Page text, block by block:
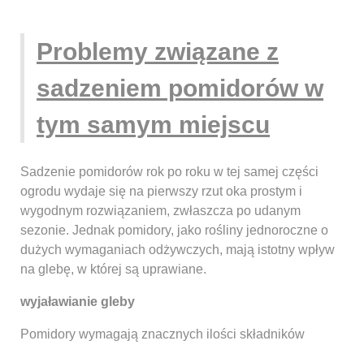
Problemy związane z
sadzeniem pomidorów w
tym samym miejscu
Sadzenie pomidorów rok po roku w tej samej części
ogrodu wydaje się na pierwszy rzut oka prostym i
wygodnym rozwiązaniem, zwłaszcza po udanym
sezonie. Jednak pomidory, jako rośliny jednoroczne o
dużych wymaganiach odżywczych, mają istotny wpływ
na glebę, w której są uprawiane.
wyjaławianie gleby
Pomidory wymagają znacznych ilości składników